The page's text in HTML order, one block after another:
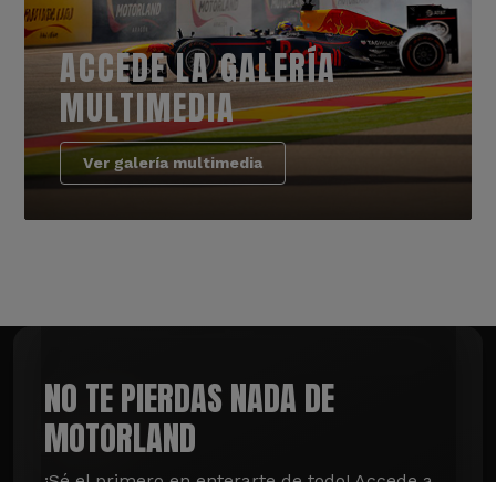
ACCEDE LA GALERÍA
MULTIMEDIA
Ver galería multimedia
NO TE PIERDAS NADA DE
MOTORLAND